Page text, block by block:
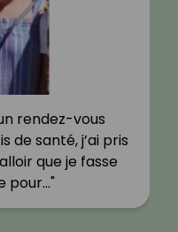
rendez-vous
de santé, j’ai pris
que je fasse
pour…"